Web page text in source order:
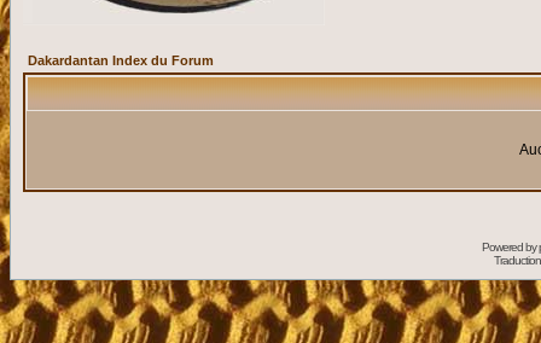
Dakardantan Index du Forum
Powered by